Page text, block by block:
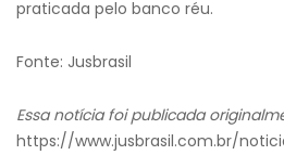
praticada pelo banco réu.
Fonte: Jusbrasil
Essa notícia foi publicada
https://www.jusbrasil.com.br/